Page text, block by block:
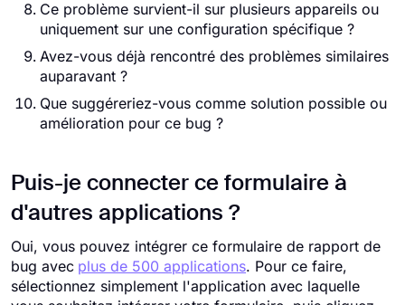
Ce problème survient-il sur plusieurs appareils ou
uniquement sur une configuration spécifique ?
Avez-vous déjà rencontré des problèmes similaires
auparavant ?
Que suggéreriez-vous comme solution possible ou
amélioration pour ce bug ?
Puis-je connecter ce formulaire à
d'autres applications ?
Oui, vous pouvez intégrer ce formulaire de rapport de
bug avec plus de 500 applications. Pour ce faire,
sélectionnez simplement l'application avec laquelle